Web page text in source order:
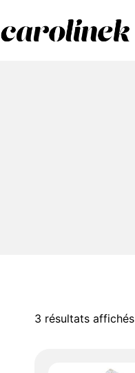
3 résultats affichés